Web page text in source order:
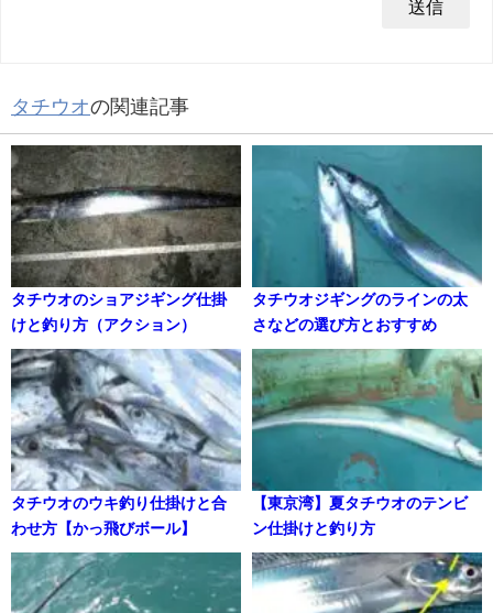
タチウオの関連記事
タチウオのショアジギング仕掛
けと釣り方（アクション）
タチウオジギングのラインの太
さなどの選び方とおすすめ
タチウオのウキ釣り仕掛けと合
わせ方【かっ飛びボール】
【東京湾】夏タチウオのテンビ
ン仕掛けと釣り方